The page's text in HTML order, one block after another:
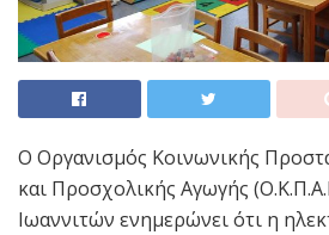
Ο Οργανισμός Κοινωνικής
και Προσχολικής Αγωγής
Ιωαννιτών ενημερώνει ότι η